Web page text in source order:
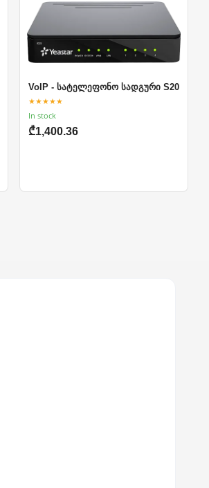
VoIP - სატელეფონო სადგური S20
★★★★★
In stock
₾1,400.36